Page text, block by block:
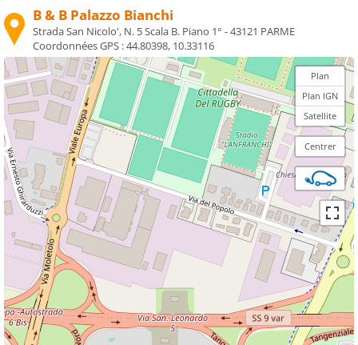
B & B Palazzo Bianchi
Strada San Nicolo', N. 5 Scala B. Piano 1° - 43121 PARME
Coordonnées GPS :44.80398, 10.33116
Plan
Plan IGN
Satellite
Centrer